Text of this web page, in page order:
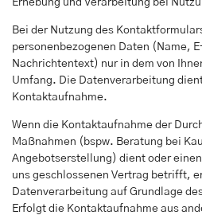
Erhebung und Verarbeitung bei
Bei der Nutzung des
personenbezogenen Daten (Name,
Nachrichtentext) nur in dem von
Umfang. Die Datenverarbeitung
Kontaktaufnahme.
Wenn die Kontaktaufnahme der
Maßnahmen (bspw. Beratung bei
Angebotserstellung) dient oder
uns geschlossenen Vertrag betrifft,
Datenverarbeitung auf Grundlage
Erfolgt die Kontaktaufnahme aus